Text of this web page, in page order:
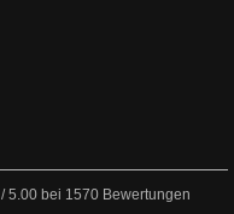
/5.00 bei 1570 Bewertungen